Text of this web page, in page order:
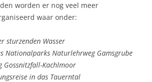
worden er nog veel meer
waar onder:
sturzenden Wasser
Nationalparks Naturlehrweg Gamsgrube
Gossnitzfall-Kachlmoor
in das Tauerntal